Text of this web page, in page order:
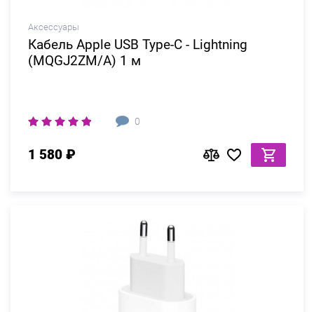
Аксессуары
Кабель Apple USB Type-C - Lightning
(MQGJ2ZM/A) 1 м
0
1 580 ₽